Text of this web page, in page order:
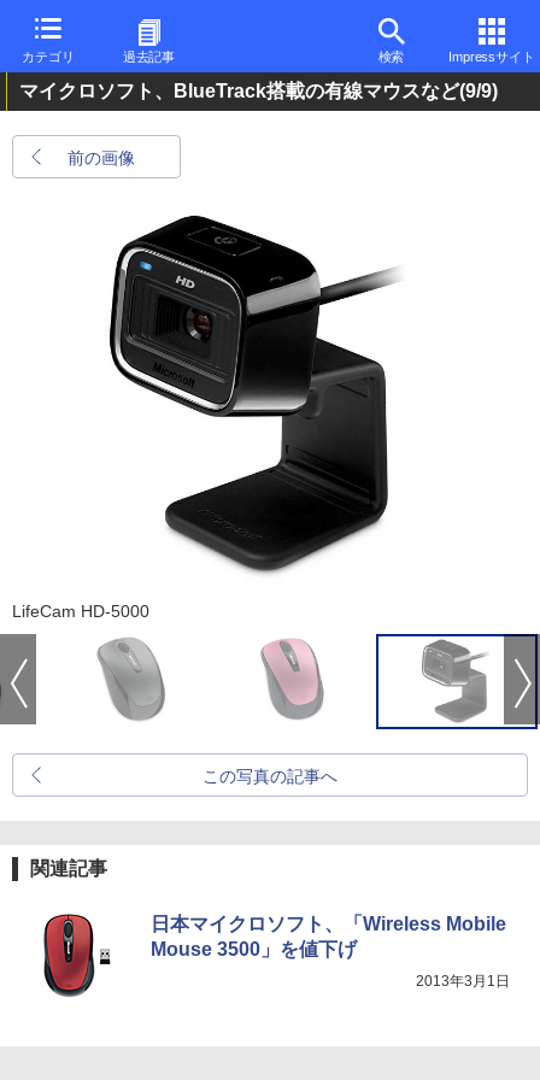
カテゴリ 過去記事 検索 Impressサイト
マイクロソフト、BlueTrack搭載の有線マウスなど(9/9)
前の画像
LifeCam HD-5000
この写真の記事へ
関連記事
日本マイクロソフト、「Wireless Mobile
Mouse 3500」を値下げ
2013年3月1日